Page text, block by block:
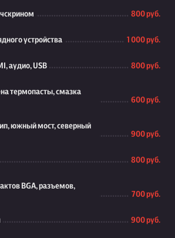
800 руб.
устройства 1 000 руб.
аудио, USB 800 руб.
термопасты, смазка
600 руб.
южный мост, северный
900 руб.
800 руб.
BGA, разъемов,
700 руб.
900 руб.